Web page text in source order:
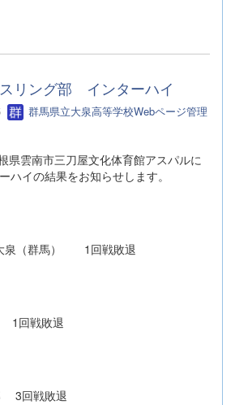
スリング部 インターハイ
群馬県立大泉高等学校Webページ管理
県雲南市三刀屋文化体育館アスパルに
ハイの結果をお知らせします。
泉（群馬） 1回戦敗退
回戦敗退
3回戦敗退